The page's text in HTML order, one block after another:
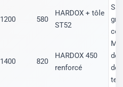
1200 580
HARDOX + tôle
ST52
1400 820
HARDOX 450
renforcé
de